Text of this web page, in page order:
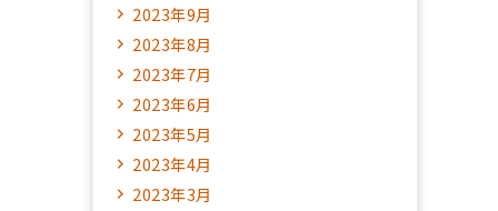
2023年9月
2023年8月
2023年7月
2023年6月
2023年5月
2023年4月
2023年3月